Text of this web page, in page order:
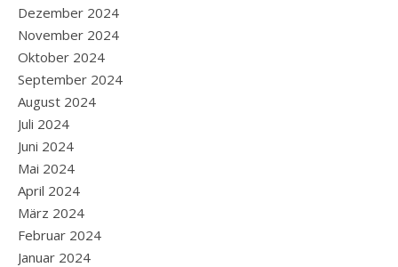
Dezember 2024
November 2024
Oktober 2024
September 2024
August 2024
Juli 2024
Juni 2024
Mai 2024
April 2024
März 2024
Februar 2024
Januar 2024